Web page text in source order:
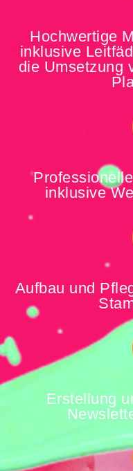
Hochwertige
inklusive
die Umsetzung
inklusive
Aufbau und
Erstellung